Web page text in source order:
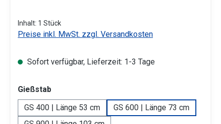
Inhalt: 1 Stück
Preise inkl. MwSt. zzgl. Versandkosten
Sofort verfügbar, Lieferzeit: 1-3 Tage
Gießstabauswählen
GS 400 | Länge 53 cm
GS 600 | Länge 73 cm